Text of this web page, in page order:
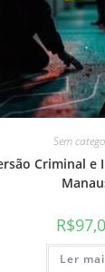
Sem
Criminal e
R$
Ler